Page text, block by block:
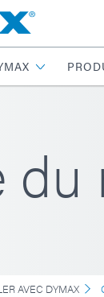
du
AVEC DYMAX